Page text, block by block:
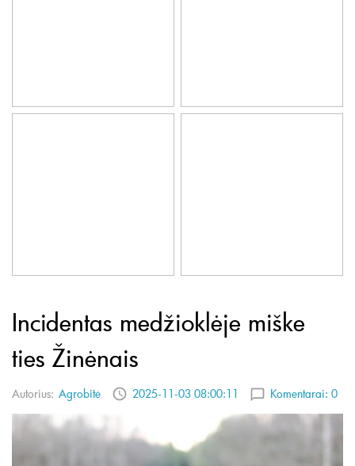
Incidentas medžioklėje miške
ties Žinėnais
Autorius: Agrobitė 2025-11-03 08:00:11 Komentarai: 0